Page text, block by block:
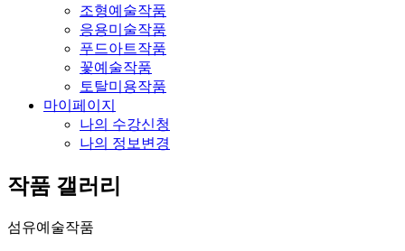
조형예술작품
응용미술작품
푸드아트작품
꽃예술작품
토탈미용작품
마이페이지
나의 수강신청
나의 정보변경
작품 갤러리
섬유예술작품